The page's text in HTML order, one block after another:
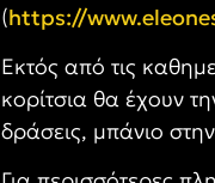
(https://
Εκτός από τις
κορίτσια θα έχουν
δράσεις, μπάνιο